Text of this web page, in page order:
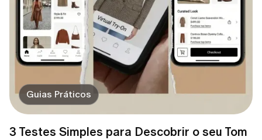
Guias Práticos
3 Testes Simples para Descobrir o seu Tom